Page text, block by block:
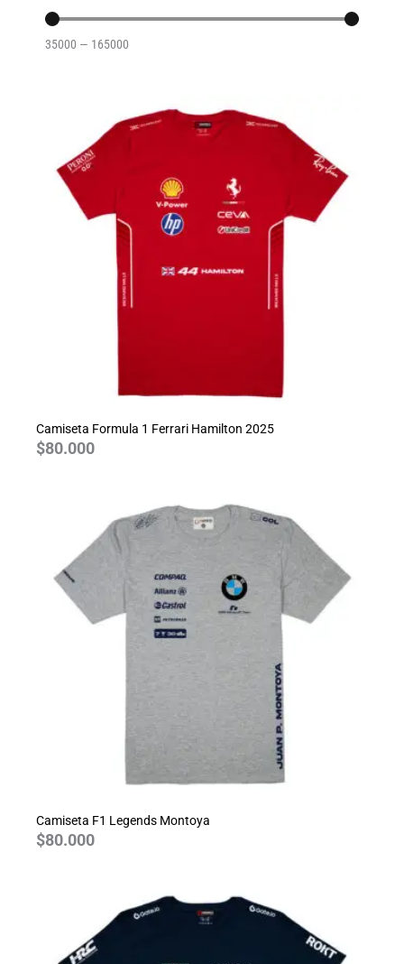
35000 — 165000
Camiseta Formula 1 Ferrari Hamilton 2025
$80.000
Camiseta F1 Legends Montoya
$80.000